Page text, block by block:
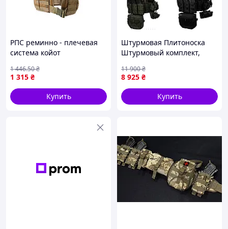
РПС реминно - плечевая
система койот
1 315 ₴
1 446.50₴
Купить
Штурмовая Плитоноска
Штурмовый комплект,
8 925 ₴
11 900₴
Купить